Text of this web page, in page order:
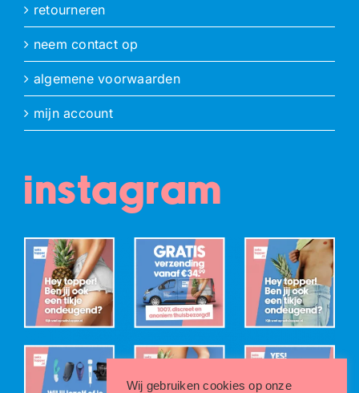
retourneren
neem contact op
algemene voorwaarden
mijn account
instagram
Wij gebruiken cookies op onze